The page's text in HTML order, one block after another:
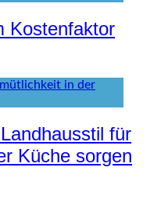
Kostenfaktor
für
Küche sorgen